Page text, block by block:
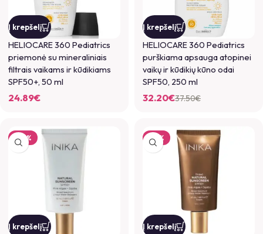
Į krepšelį
HELIOCARE 360 Pediatrics
priemonė su mineraliniais
filtrais vaikams ir kūdikiams
SPF50+, 50 ml
24.89€
Į krepšelį
HELIOCARE 360 Pediatrics
purškiama apsauga atopinei
vaikų ir kūdikių kūno odai
SPF50, 250 ml
37.50€
32.20€
-22%
Į krepšelį
-19%
Į krepšelį